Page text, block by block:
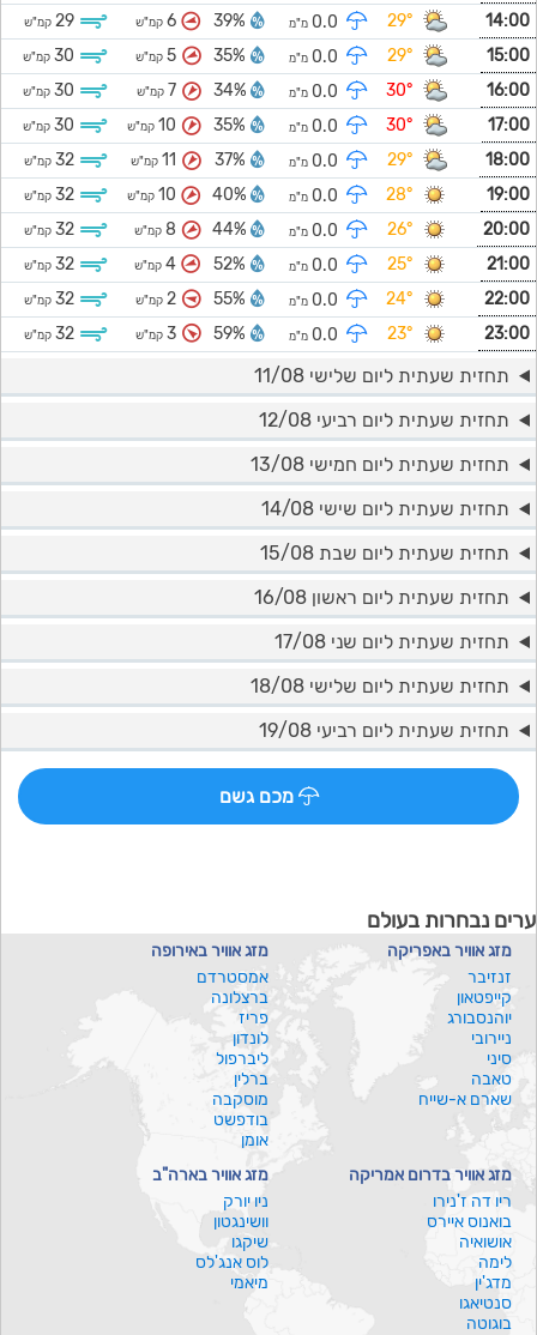
14:00
29° מ"מ 39%
6 קמ"ש 29 קמ"ש
15:00
29° מ"מ 35%
5 קמ"ש 30 קמ"ש
16:00
30° מ"מ 34%
7 קמ"ש 30 קמ"ש
17:00
30° מ"מ 35%
10 קמ"ש 30 קמ"ש
18:00
29° מ"מ 37%
11 קמ"ש 32 קמ"ש
19:00
28° מ"מ 40%
10 קמ"ש 32 קמ"ש
20:00
26° מ"מ 44%
8 קמ"ש 32 קמ"ש
21:00
25° מ"מ 52%
4 קמ"ש 32 קמ"ש
22:00
24° מ"מ 55%
2 קמ"ש 32 קמ"ש
23:00
23° מ"מ 59%
3 קמ"ש 32 קמ"ש
תחזית שעתית ליום שלישי 11/08
תחזית שעתית ליום רביעי 12/08
תחזית שעתית ליום חמישי 13/08
תחזית שעתית ליום שישי 14/08
תחזית שעתית ליום שבת 15/08
תחזית שעתית ליום ראשון 16/08
תחזית שעתית ליום שני 17/08
תחזית שעתית ליום שלישי 18/08
תחזית שעתית ליום רביעי 19/08
מכם גשם
ערים נבחרות בעולם
מזג אוויר באפריקה
זנזיבר
קייפטאון
יוהנסבורג
ניירובי
סיני
טאבה
שארם א-שייח
מזג אוויר באירופה
אמסטרדם
ברצלונה
פריז
לונדון
ליברפול
ברלין
מוסקבה
בודפשט
אומן
מזג אוויר בדרום אמריקה
ריו דה ז'נירו
בואנוס איירס
אושואיה
לימה
מדג'ין
סנטיאגו
בוגוטה
מזג אוויר בארה"ב
ניו יורק
וושינגטון
שיקגו
לוס אנג'לס
מיאמי